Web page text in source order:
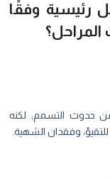
رئيسية وفقًا
المراحل؟
حدوث التسمم; لكنه
وفقدان الشهية.